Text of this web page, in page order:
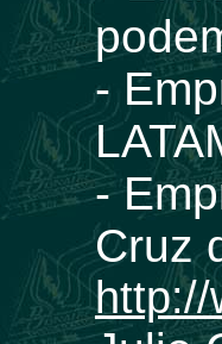
-
-
Cruz
http://